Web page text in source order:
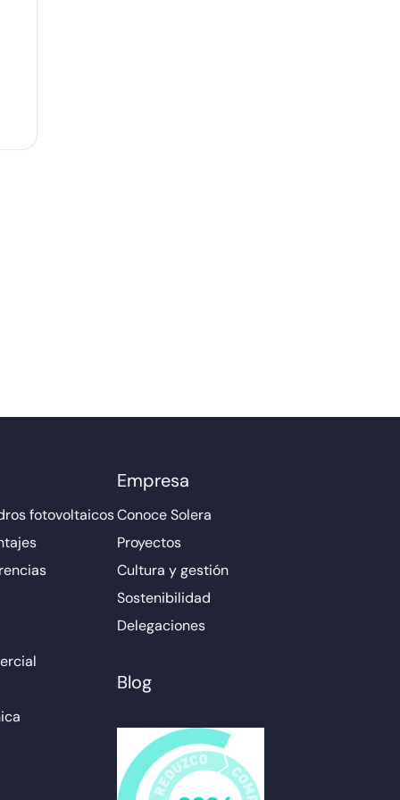
fotovoltaicos
Empresa
Conoce Solera
Proyectos
Cultura y gestión
Sostenibilidad
Delegaciones
Blog